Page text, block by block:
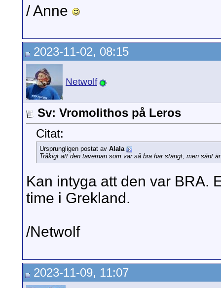
/ Anne
2023-11-02, 08:15
Netwolf
Sv: Vromolithos på Leros
Citat:
Ursprungligen postat av Alala
Tråkigt att den tavernan som var så bra har stängt, men sånt
Kan intyga att den var BRA.
time i Grekland.
/Netwolf
2023-11-09, 11:07